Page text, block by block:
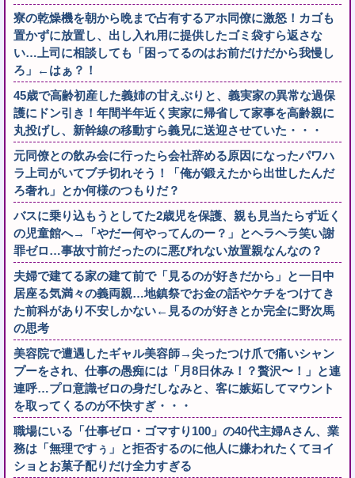
寮の乾燥機を朝から晩まで占有するアホ同僚に激怒！カゴも
置かずに放置し、出し入れ用に提供したゴミ袋すら返さな
い…上司に相談しても「困ってるのはお前だけだから我慢し
ろ」←はぁ？！
45歳で高齢初産した義姉の甘えぶりと、義実家の異常な過保
護にドン引き！年間半年近く実家に帰省して家事を高齢親に
丸投げし、新幹線の移動すら義兄に送迎させていた・・・
元同僚との飲み会に行ったら会社辞める原因になったパワハ
ラ上司がいてブチ切れそう！「俺が鍛えたから出世したんだ
ろ奢れ」とか何様のつもりだ？
バスに乗り込もうとしてた2歳児を保護、親も見当たらず近く
の児童館へ→「やだー何やってんのー？」とヘラヘラ笑い謝
罪ゼロ…事故寸前だったのに悪びれない放置親なんなの？
夫婦で建てる家の建て前で「見るのが好きだから」と一日中
居座る気満々の義両親…地鎮祭でお金の話やケチをつけてき
た前科があり不安しかない←見るのが好きとか完全に野次馬
の思考
美容院で遭遇したギャル美容師→尖ったつけ爪で痛いシャン
プーをされ、仕事の愚痴には「月8日休み！？贅沢〜！」と連
連呼…プロ意識ゼロの身だしなみと、客に嫉妬してマウント
を取ってくるのが不快すぎ・・・
職場にいる「仕事ゼロ・ゴマすり100」の40代主婦Aさん、業
務は「無理ですぅ」と拒否するのに他人に嫌われたくてヨイ
ショとお菓子配りだけ全力すぎる